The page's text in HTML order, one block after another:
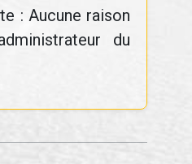
: Aucune raison
du